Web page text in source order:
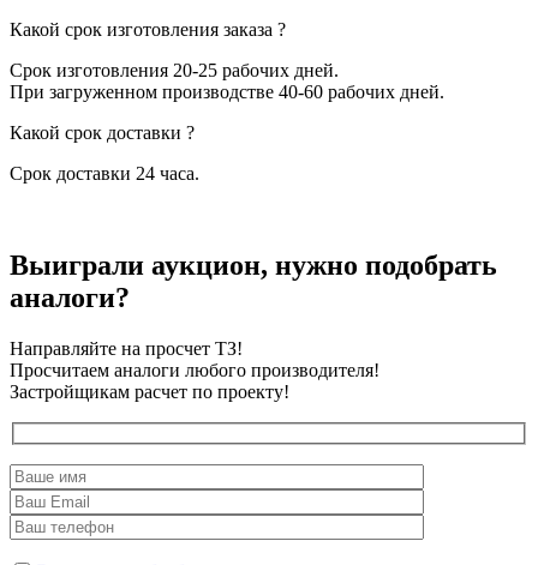
Какой срок изготовления заказа ?
Срок изготовления 20-25 рабочих дней.
При загруженном производстве 40-60 рабочих дней.
Какой срок доставки ?
Срок доставки 24 часа.
Выиграли аукцион, нужно подобрать
аналоги?
Направляйте на просчет ТЗ!
Просчитаем аналоги любого производителя!
Застройщикам расчет по проекту!